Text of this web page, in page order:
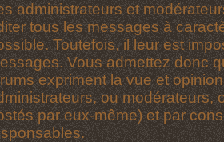
administrateurs et
tous les messages à
Toutefois, il leur est
Vous admettez donc
expriment la vue et
ou modérateurs,
par eux-même) et par